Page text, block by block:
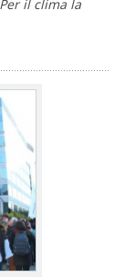
il clima la